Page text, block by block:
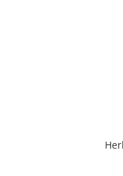
Produse vegetarieni,
Energie pentru